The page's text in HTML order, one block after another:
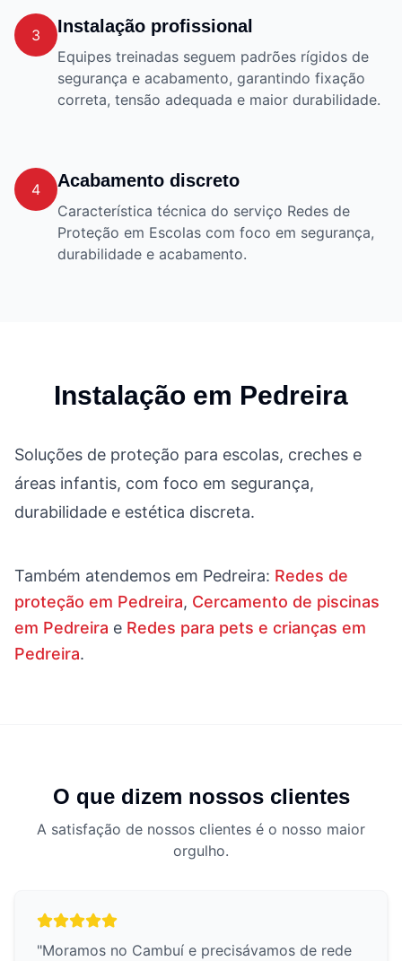
3 Instalação profissional
Equipes treinadas seguem padrões rígidos de
segurança e acabamento, garantindo fixação
correta, tensão adequada e maior durabilidade.
4 Acabamento discreto
Característica técnica do serviço Redes de
Proteção em Escolas com foco em segurança,
durabilidade e acabamento.
Instalação em Pedreira
Soluções de proteção para escolas, creches e
áreas infantis, com foco em segurança,
durabilidade e estética discreta.
Também atendemos em Pedreira: Redes de
proteção em Pedreira, Cercamento de piscinas
em Pedreira e Redes para pets e crianças em
Pedreira.
O que dizem nossos clientes
A satisfação de nossos clientes é o nosso maior
orgulho.
"Moramos no Cambuí e precisávamos de rede